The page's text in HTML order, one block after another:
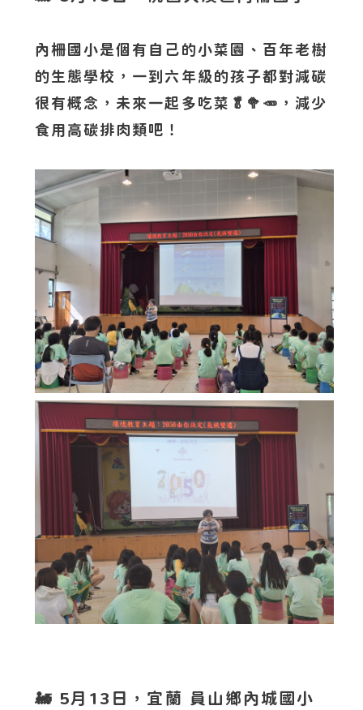
內柵國小是個有自己的小菜園、百年老樹
的生態學校，一到六年級的孩子都對減碳
很有概念，未來一起多吃菜🥬🥦🥕，減少
食用高碳排肉類吧！
🚂 5月13日，宜蘭 員山鄉內城國小